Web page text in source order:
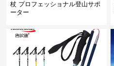
杖 プロフェッショナル登山サポ
ーター